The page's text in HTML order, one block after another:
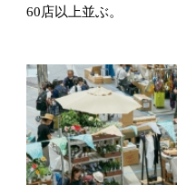
60店以上並ぶ。